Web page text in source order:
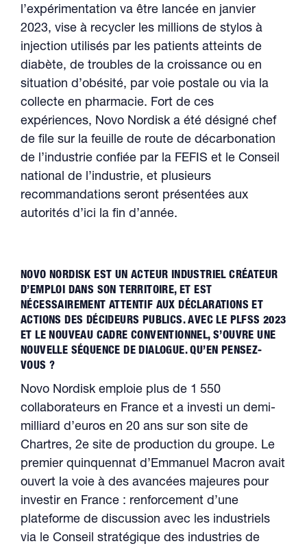
l’expérimentation va être lancée en janvier
2023, vise à recycler les millions de stylos à
injection utilisés par les patients atteints de
diabète, de troubles de la croissance ou en
situation d’obésité, par voie postale ou via la
collecte en pharmacie. Fort de ces
expériences, Novo Nordisk a été désigné chef
de file sur la feuille de route de décarbonation
de l’industrie confiée par la FEFIS et le Conseil
national de l’industrie, et plusieurs
recommandations seront présentées aux
autorités d’ici la fin d’année.
NOVO NORDISK EST UN ACTEUR INDUSTRIEL CRÉATEUR
D’EMPLOI DANS SON TERRITOIRE, ET EST
NÉCESSAIREMENT ATTENTIF AUX DÉCLARATIONS ET
ACTIONS DES DÉCIDEURS PUBLICS. AVEC LE PLFSS 2023
ET LE NOUVEAU CADRE CONVENTIONNEL, S’OUVRE UNE
NOUVELLE SÉQUENCE DE DIALOGUE. QU’EN PENSEZ-
VOUS ?
Novo Nordisk emploie plus de 1 550
collaborateurs en France et a investi un demi-
milliard d’euros en 20 ans sur son site de
Chartres, 2e site de production du groupe. Le
premier quinquennat d’Emmanuel Macron avait
ouvert la voie à des avancées majeures pour
investir en France : renforcement d’une
plateforme de discussion avec les industriels
via le Conseil stratégique des industries de